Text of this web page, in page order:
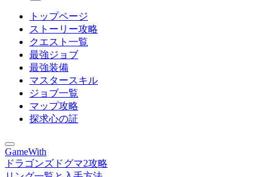
トップページ
ストーリー攻略
クエスト一覧
最強ジョブ
最強装備
マスタースキル
ジョブ一覧
マップ攻略
探求心の証
GameWith
ドラゴンズドグマ2攻略